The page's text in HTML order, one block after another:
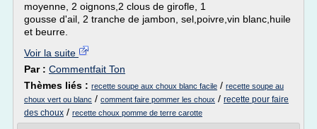
moyenne, 2 oignons,2 clous de girofle, 1
gousse d'ail, 2 tranche de jambon, sel,poivre,vin blanc,huile
et beurre.
Voir la suite
Par : Commentfait Ton
Thèmes liés : recette soupe aux choux blanc facile / recette soupe au
choux vert ou blanc / comment faire pommer les choux / recette pour faire
des choux / recette choux pomme de terre carotte